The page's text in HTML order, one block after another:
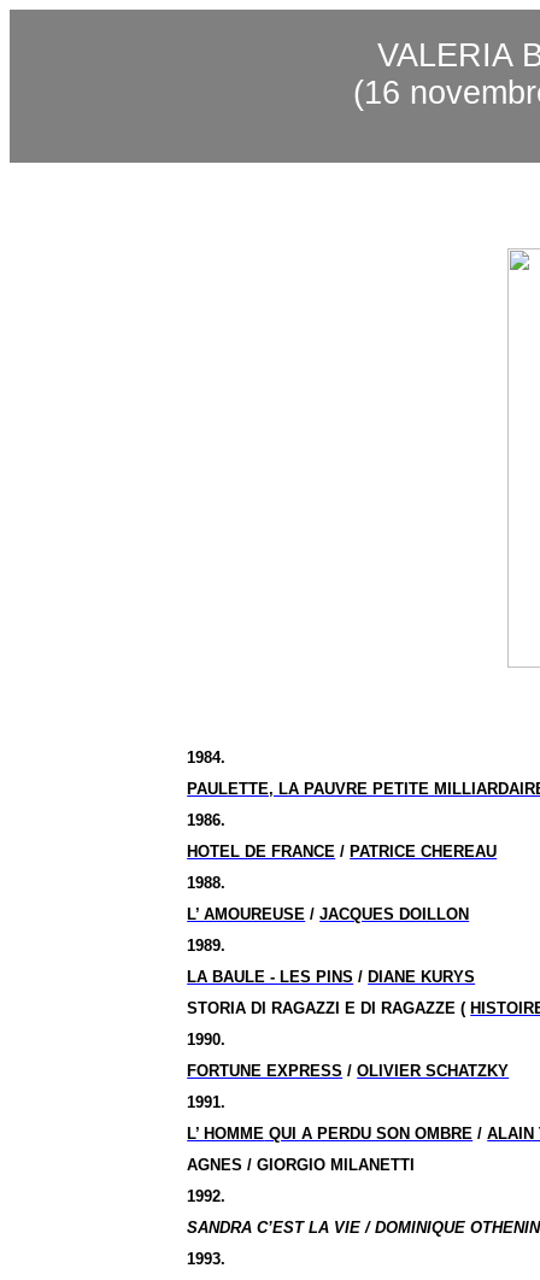
VALERIA
(16
1984.
PAULETTE, LA PAUVRE PETITE
1986.
HOTEL DE FRANCE / PATRICE CHEREAU
1988.
L’ AMOUREUSE /JACQUES DOILLON
1989.
LA BAULE - LES PINS / DIANE KURYS
STORIA DI RAGAZZI E DI RAGAZZE (
1990.
FORTUNE EXPRESS /OLIVIER SCHATZKY
1991.
L’ HOMME QUI A PERDU SON OMBRE /ALAIN
AGNES / GIORGIO MILANETTI
1992.
SANDRA C’EST LA VIE / DOMINIQUE
1993.